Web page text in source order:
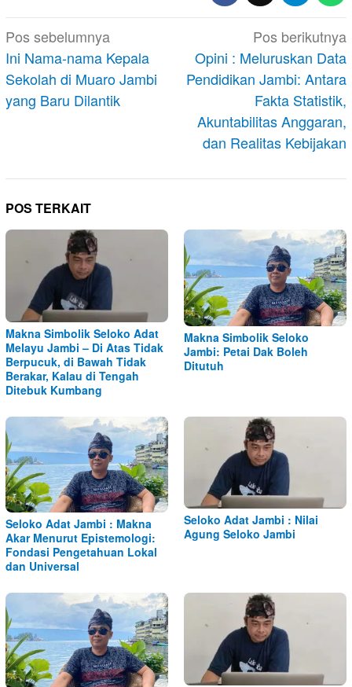
Navigasi
pos
Pos sebelumnya
Ini Nama-nama Kepala
Sekolah di Muaro Jambi
yang Baru Dilantik
Pos berikutnya
Opini : Meluruskan Data
Pendidikan Jambi: Antara
Fakta Statistik,
Akuntabilitas Anggaran,
dan Realitas Kebijakan
POS TERKAIT
Makna Simbolik Seloko Adat
Melayu Jambi – Di Atas Tidak
Berpucuk, di Bawah Tidak
Berakar, Kalau di Tengah
Ditebuk Kumbang
Makna Simbolik Seloko
Jambi: Petai Dak Boleh
Ditutuh
Seloko Adat Jambi : Makna
Akar Menurut Epistemologi:
Fondasi Pengetahuan Lokal
dan Universal
Seloko Adat Jambi : Nilai
Agung Seloko Jambi